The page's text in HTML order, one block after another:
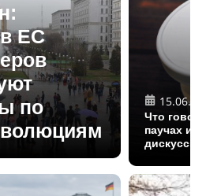
ЕС
по
Что
паучах и